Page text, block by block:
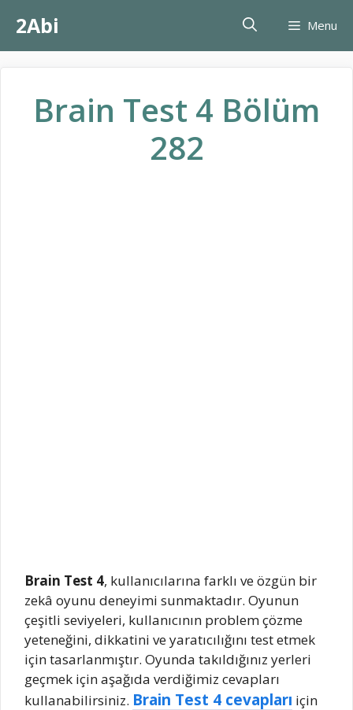
atla2Abi Menu
Brain Test 4 Bölüm
282
Brain Test 4, kullanıcılarına farklı ve özgün bir
zekâ oyunu deneyimi sunmaktadır. Oyunun
çeşitli seviyeleri, kullanıcının problem çözme
yeteneğini, dikkatini ve yaratıcılığını test etmek
için tasarlanmıştır. Oyunda takıldığınız yerleri
geçmek için aşağıda verdiğimiz cevapları
kullanabilirsiniz. Brain Test 4 cevapları için